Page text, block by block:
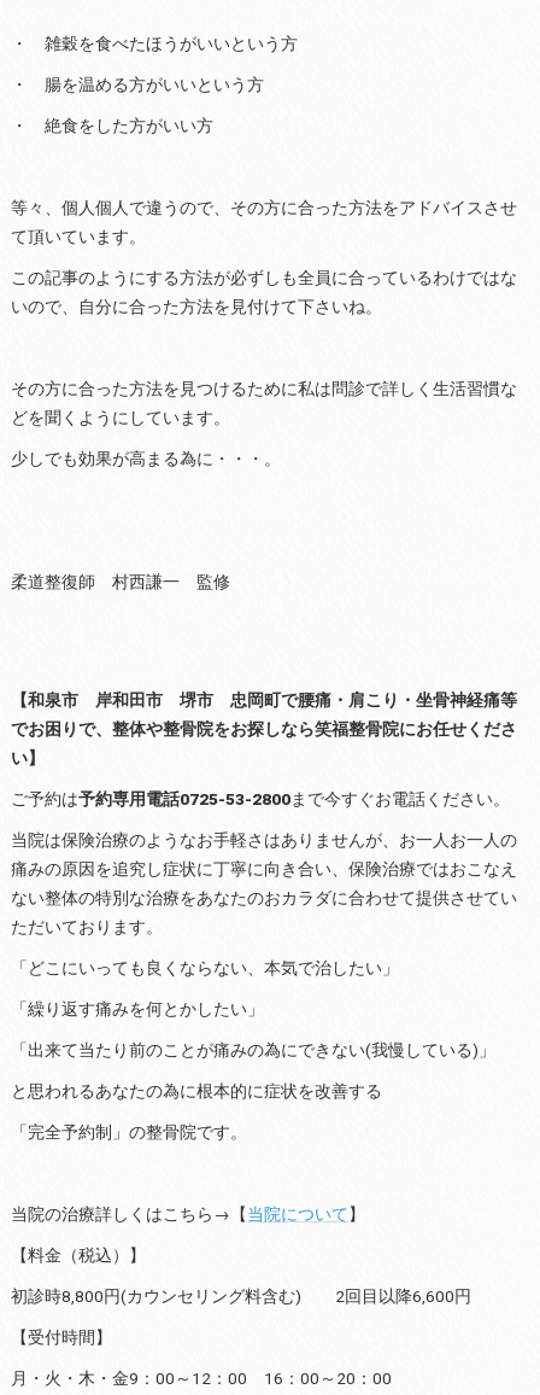
・ 雑穀を食べたほうがいいという方
・ 腸を温める方がいいという方
・ 絶食をした方がいい方
等々、個人個人で違うので、その方に合った方法をアドバイスさせ
て頂いています。
この記事のようにする方法が必ずしも全員に合っているわけではな
いので、自分に合った方法を見付けて下さいね。
その方に合った方法を見つけるために私は問診で詳しく生活習慣な
どを聞くようにしています。
少しでも効果が高まる為に・・・。
柔道整復師 村西謙一 監修
【和泉市 岸和田市 堺市 忠岡町で腰痛・肩こり・坐骨神経痛等
でお困りで、整体や整骨院をお探しなら笑福整骨院にお任せくださ
い】
ご予約は予約専用電話0725-53-2800まで今すぐお電話ください。
当院は保険治療のようなお手軽さはありませんが、お一人お一人の
痛みの原因を追究し症状に丁寧に向き合い、保険治療ではおこなえ
ない整体の特別な治療をあなたのおカラダに合わせて提供させてい
ただいております。
「どこにいっても良くならない、本気で治したい」
「繰り返す痛みを何とかしたい」
「出来て当たり前のことが痛みの為にできない(我慢している)」
と思われるあなたの為に根本的に症状を改善する
「完全予約制」の整骨院です。
当院の治療詳しくはこちら→【当院について】
【料金（税込）】
初診時8,800円(カウンセリング料含む) 2回目以降6,600円
【受付時間】
月・火・木・金9：00～12：00 16：00～20：00